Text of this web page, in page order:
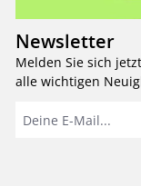
Newsletter
Melden Sie sich
alle wichtigen